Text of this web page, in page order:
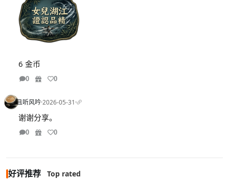
6 金币
0 0
且听风吟·2026-05-31·
谢谢分享。
0 0
好评推荐 Top rated